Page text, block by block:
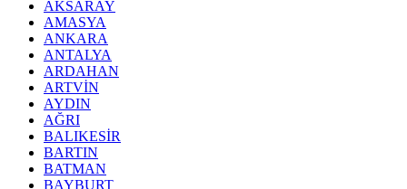
AKSARAY
AMASYA
ANKARA
ANTALYA
ARDAHAN
ARTVİN
AYDIN
AĞRI
BALIKESİR
BARTIN
BATMAN
BAYBURT